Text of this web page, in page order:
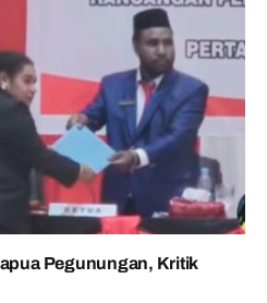
Pegunungan, Kritik